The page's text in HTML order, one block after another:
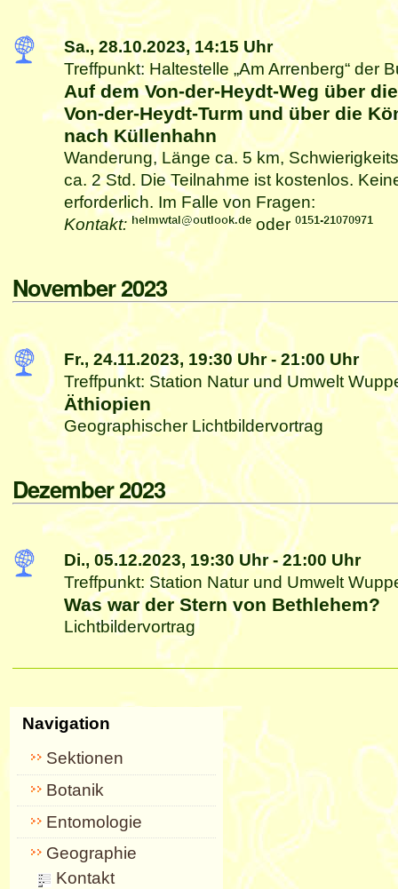
Sa., 28.10.2023, 14:15 Uhr
Treffpunkt: Haltestelle „Am Arrenberg“ der
Auf dem Von-der-Heydt-Weg über
Von-der-Heydt-Turm und über die
nach Küllenhahn
Wanderung, Länge ca. 5 km,
ca. 2 Std. Die Teilnahme ist kostenlos.
erforderlich. Im Falle von Fragen:
Kontakt:
oder
November 2023
Fr., 24.11.2023, 19:30 Uhr-21:00 Uhr
Treffpunkt: Station Natur und Umwelt
Äthiopien
Geographischer Lichtbildervortrag
Dezember 2023
Di., 05.12.2023, 19:30 Uhr-21:00 Uhr
Treffpunkt: Station Natur und Umwelt
Was war der Stern von Bethlehem?
Lichtbildervortrag
Navigation
Sektionen
Botanik
Entomologie
Geographie
Kontakt